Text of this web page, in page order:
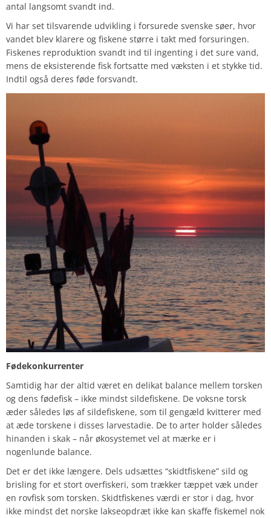
antal langsomt svandt ind.
Vi har set tilsvarende udvikling i forsurede svenske søer, hvor
vandet blev klarere og fiskene større i takt med forsuringen.
Fiskenes reproduktion svandt ind til ingenting i det sure vand,
mens de eksisterende fisk fortsatte med væksten i et stykke tid.
Indtil også deres føde forsvandt.
Fødekonkurrenter
Samtidig har der altid været en delikat balance mellem torsken
og dens fødefisk – ikke mindst sildefiskene. De voksne torsk
æder således løs af sildefiskene, som til gengæld kvitterer med
at æde torskene i disses larvestadie. De to arter holder således
hinanden i skak – når økosystemet vel at mærke er i
nogenlunde balance.
Det er det ikke længere. Dels udsættes “skidtfiskene” sild og
brisling for et stort overfiskeri, som trækker tæppet væk under
en rovfisk som torsken. Skidtfiskenes værdi er stor i dag, hvor
ikke mindst det norske lakseopdræt ikke kan skaffe fiskemel nok